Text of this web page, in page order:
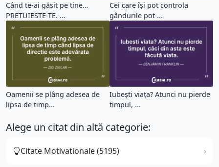
Când te-ai găsit pe tine…
PRETUIESTE-TE. ...
Cei care își pot controla
gândurile pot ...
Oamenii se plâng adesea de
lipsa de timp...
Iubești viața? Atunci nu pierde
timpul, ...
Alege un citat din altă categorie:
Citate Motivationale (5195)